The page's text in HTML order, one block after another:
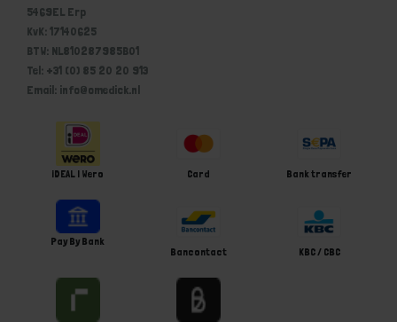
5469EL Erp
KvK: 17140625
BTW: NL810287985B01
Tel: +31 (0) 85 20 20 913
Email: info@omedick.nl
iDEAL | Wero Card Bank transfer
Pay By Bank
Bancontact
KBC / CBC